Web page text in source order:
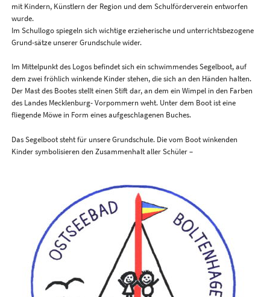
mit Kindern, Künstlern der Region und dem Schulförderverein entworfen
wurde.
Im Schullogo spiegeln sich wichtige erzieherische und unterrichtsbezogene
Grund-sätze unserer Grundschule wider.
Im Mittelpunkt des Logos befindet sich ein schwimmendes Segelboot, auf
dem zwei fröhlich winkende Kinder stehen, die sich an den Händen halten.
Der Mast des Bootes stellt einen Stift dar, an dem ein Wimpel in den Farben
des Landes Mecklenburg- Vorpommern weht. Unter dem Boot ist eine
fliegende Möwe in Form eines aufgeschlagenen Buches.
Das Segelboot steht für unsere Grundschule. Die vom Boot winkenden
Kinder symbolisieren den Zusammenhalt aller Schüler –